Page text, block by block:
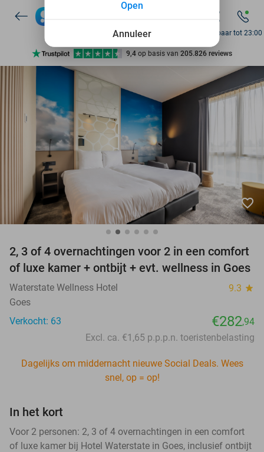
7 dagen per week beschikbaar
10+ miljoen leden
9,4 op basis van 205.826 reviews
7 dagen per week beschikbaar
10+ miljoen leden
Bereikbaar tot 23:00
favorite_border
2, 3 of 4 overnachtingen voor 2 in een comfort
of luxe kamer + ontbijt + evt. wellness in Goes
Waterstate Wellness Hotel 9.3 star
Goes
Verkocht: 63
€282,94
Excl. ca. €1,65 p.p.p.n. toeristenbelasting
Dagelijks om middernacht nieuwe Social Deals. Wees
snel, op = op!
In het kort
Voor 2 personen: 2, 3 of 4 overnachtingen in een comfort
of luxe kamer bij Hotel Waterstate in Goes, inclusief ontbijt
Annuleer
Open